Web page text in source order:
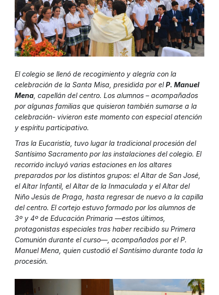
El colegio se llenó de recogimiento y alegría con la
celebración de la Santa Misa, presidida por elP. Manuel
Mena , capellán del centro. Los alumnos – acompañados
por algunas familias que quisieron también sumarse a la
celebración- vivieron este momento con especial atención
y espíritu participativo.
Tras la Eucaristía, tuvo lugar la tradicional procesión del
Santísimo Sacramento por las instalaciones del colegio. El
recorrido incluyó varias estaciones en los altares
preparados por los distintos grupos: el Altar de San José,
el Altar Infantil, el Altar de la Inmaculada y el Altar del
Niño Jesús de Praga, hasta regresar de nuevo a la capilla
del centro. El cortejo estuvo formado por los alumnos de
3º y 4º de Educación Primaria —estos últimos,
protagonistas especiales tras haber recibido su Primera
Comunión durante el curso—, acompañados por el P.
Manuel Mena, quien custodió el Santísimo durante toda la
procesión.